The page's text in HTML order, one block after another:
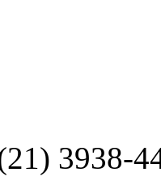
3938-